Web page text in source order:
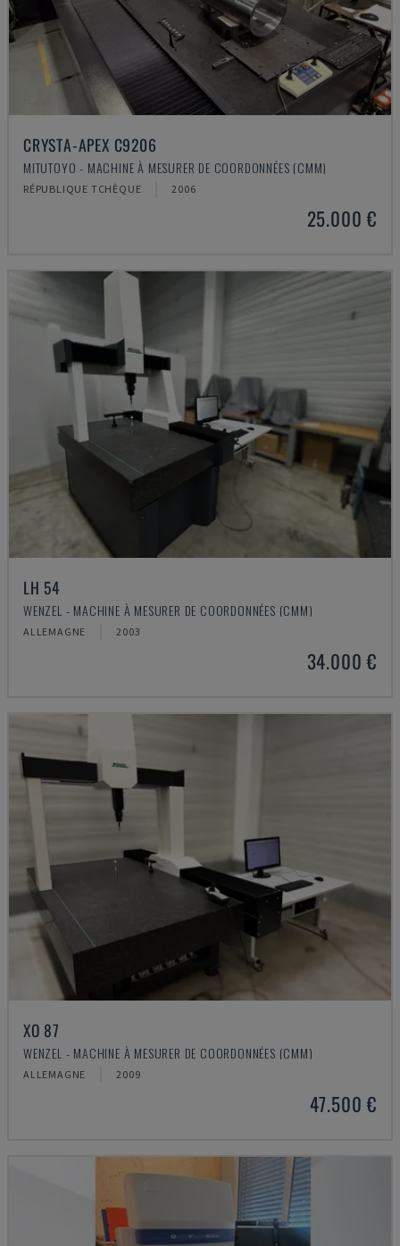
CRYSTA-APEX C9206
MITUTOYO - MACHINE À MESURER DE COORDONNÉES (CMM)
RÉPUBLIQUE TCHÈQUE 2006
25.000 €
LH 54
WENZEL - MACHINE À MESURER DE COORDONNÉES (CMM)
ALLEMAGNE 2003
34.000 €
XO 87
WENZEL - MACHINE À MESURER DE COORDONNÉES (CMM)
ALLEMAGNE 2009
47.500 €